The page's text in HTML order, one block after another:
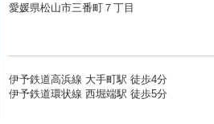
愛媛県松山市三番町７丁目
伊予鉄道高浜線 大手町駅 徒歩4分
伊予鉄道環状線 西堀端駅 徒歩5分